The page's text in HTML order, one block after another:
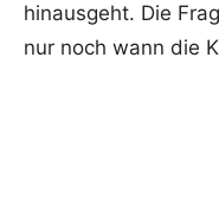
hinausgeht. Die
nur noch wann die